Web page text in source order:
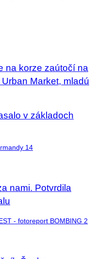
na korze zaútočí na
Market, mladú
v základoch
nami. Potvrdila